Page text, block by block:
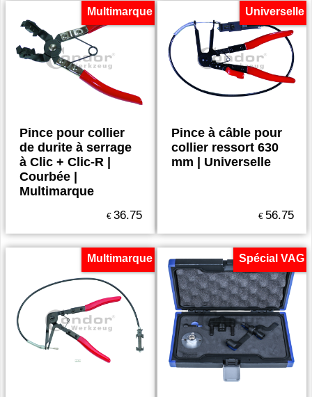
Multimarque
Pince pour collier
de durite à serrage
à Clic + Clic-R |
Courbée |
Multimarque
€ 36.75
Universelle
Pince à câble pour
collier ressort 630
mm | Universelle
€ 56.75
Multimarque Spécial VAG